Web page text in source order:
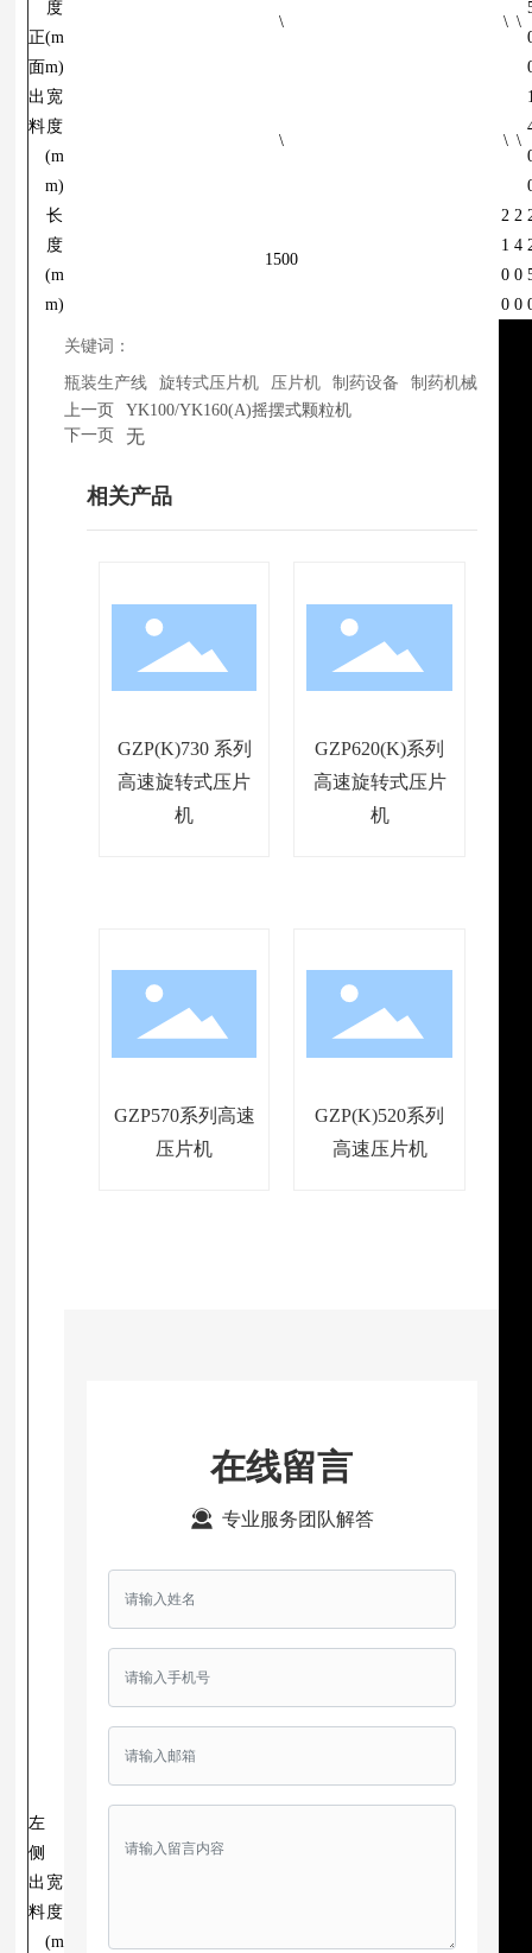
正
面
出
料
度
(m
m)
\ \ \
宽
度
(m
m)
\ \ \
左
侧
出
料
长
度
(m
m)
1500
2
1
0
0
2
4
0
0
宽
度
(m
关键词：
瓶装生产线 旋转式压片机 压片机 制药设备
制药机械
上一页
YK100/YK160(A)摇摆式颗粒机
下一页
无
相关产品
GZP(K)730 系列
高速旋转式压片
机
GZP620(K)系列
高速旋转式压片
机
GZP570系列高速
压片机
GZP(K)520系列
高速压片机
在线留言
专业服务团队解答